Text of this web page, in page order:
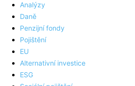
Analýzy
Daně
Penzijní fondy
Pojištění
EU
Alternativní investice
ESG